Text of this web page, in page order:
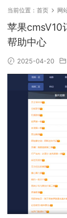
当前位置： 首页 网
苹果cmsV10
帮助中心
2025-04-20